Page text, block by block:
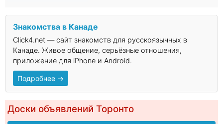
Знакомства в Канаде
Click4.net — сайт знакомств для русскоязычных в
Канаде. Живое общение, серьёзные отношения,
приложение для iPhone и Android.
Подробнее →
Доски объявлений Торонто